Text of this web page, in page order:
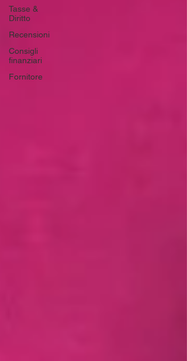
Tasse &
Diritto
Recensioni
Consigli
finanziari
Fornitore